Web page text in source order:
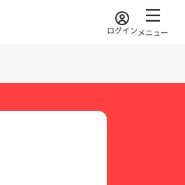
ログインメニュー